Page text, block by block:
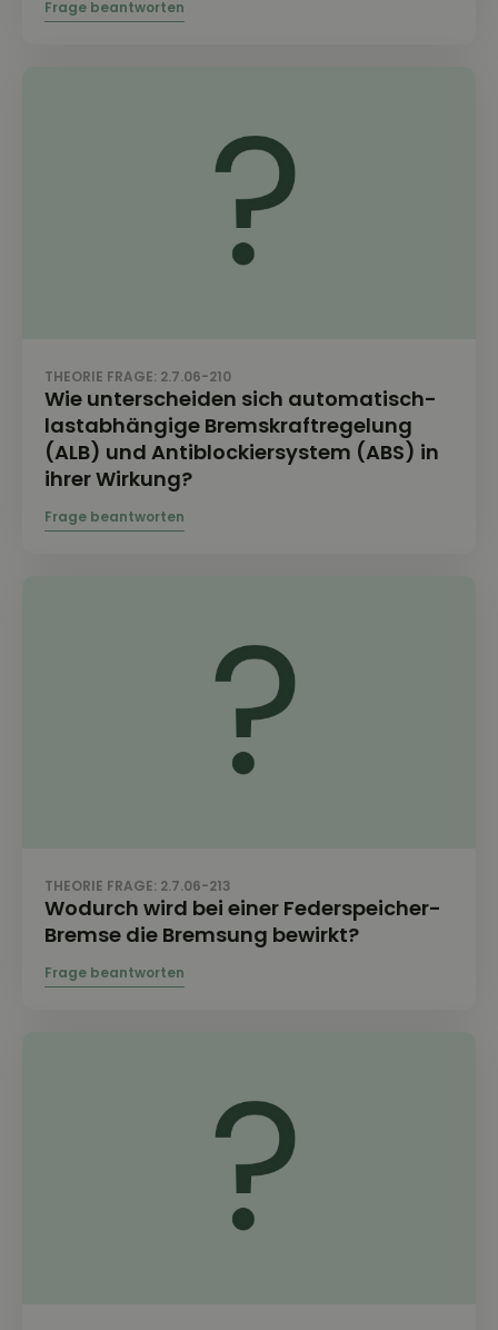
THEORIE FRAGE: 2.7.06-210
Wie unterscheiden sich automatisch-
lastabhängige Bremskraftregelung
(ALB) und Antiblockiersystem (ABS) in
ihrer Wirkung?
THEORIE FRAGE: 2.7.06-213
Wodurch wird bei einer Federspeicher-
Bremse die Bremsung bewirkt?